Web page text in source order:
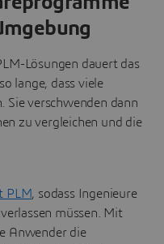
Lösungen dauert das
lange, dass viele
Sie verschwenden dann
zu vergleichen und die
PLM, sodass Ingenieure
müssen. Mit
Anwender die